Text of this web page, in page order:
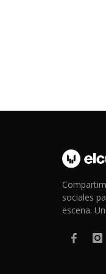
sociales
escena.